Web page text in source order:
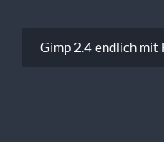
Gimp 2.4 endlich mit